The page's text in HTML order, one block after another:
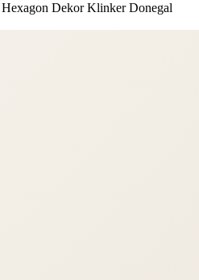
Hexagon Dekor Klinker Donegal